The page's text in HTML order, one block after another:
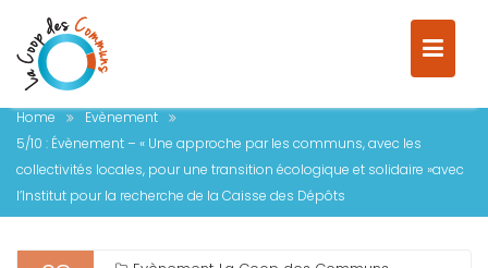
SOLIDAIRE »AVEC L’INSTITUT
POUR LA RECHERCHE DE LA
CAISSE DES DÉPÔTS
Home
Evènement
5/10 : Évènement – « Une approche par les communs, avec les
collectivités locales, pour une transition écologique et solidaire »avec
l’Institut pour la recherche de la Caisse des Dépôts